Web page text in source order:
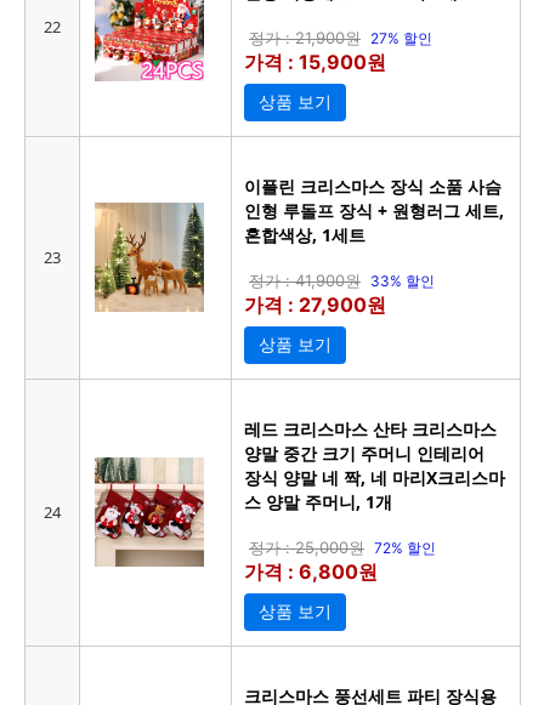
22
정가 : 21,900원 27% 할인
가격 : 15,900원
상품 보기
23
이플린 크리스마스 장식 소품 사슴
인형 루돌프 장식 + 원형러그 세트,
혼합색상, 1세트
정가 : 41,900원 33% 할인
가격 : 27,900원
상품 보기
24
레드 크리스마스 산타 크리스마스
양말 중간 크기 주머니 인테리어
장식 양말 네 짝, 네 마리X크리스마
스 양말 주머니, 1개
정가 : 25,000원 72% 할인
가격 : 6,800원
상품 보기
크리스마스 풍선세트 파티 장식용